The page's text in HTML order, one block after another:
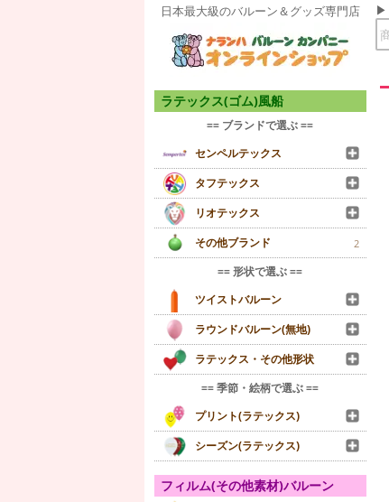
日本最大級のバルーン＆グッズ専門店
ラテックス(ゴム)風船
== ブランドで選ぶ ==
センペルテックス
タフテックス
リオテックス
その他ブランド
2
== 形状で選ぶ ==
ツイストバルーン
ラウンドバルーン(無地)
ラテックス・その他形状
== 季節・絵柄で選ぶ ==
プリント(ラテックス)
シーズン(ラテックス)
フィルム(その他素材)バルーン